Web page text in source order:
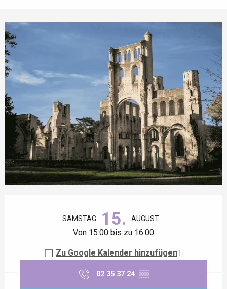
SAMSTAG 15. AUGUST
Von 15:00 bis zu 16:00
Zu Google Kalender hinzufügen
02 35 37 24 ▒▒